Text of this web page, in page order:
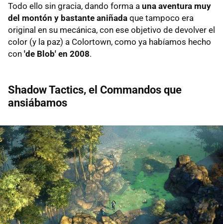
Todo ello sin gracia, dando forma a una aventura muy
del montón y bastante aniñada que tampoco era
original en su mecánica, con ese objetivo de devolver el
color (y la paz) a Colortown, como ya habíamos hecho
con 'de Blob' en 2008.
Shadow Tactics, el Commandos que
ansiábamos